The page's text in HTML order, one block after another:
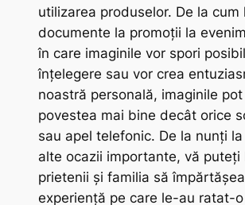
utilizarea produselor. De la cum
documente la promoții la
în care imaginile vor spori
înțelegere sau vor crea
noastră personală, imaginile
povestea mai bine decât orice
sau apel telefonic. De la nunți
alte ocazii importante, vă puteți
prietenii și familia să
experiență pe care le-au ratat-